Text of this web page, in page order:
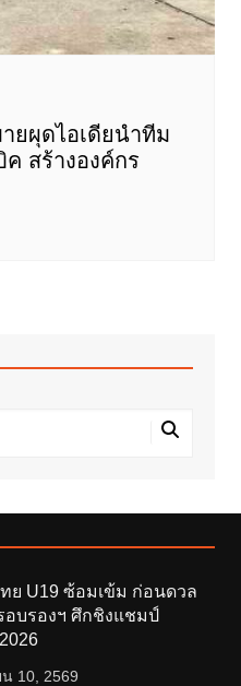
ยผุดไอเดียนำทีม
สร้างองค์กร
ย U19 ซ้อมเข้ม ก่อนดวล
บรองฯ ศึกชิงแชมป์
10, 2569